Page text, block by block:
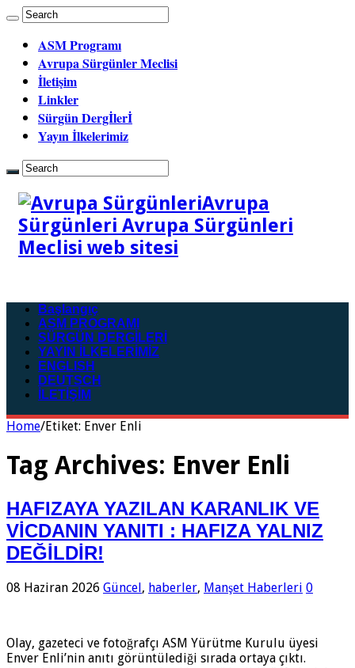
ASM Programı
Avrupa Sürgünler Meclisi
İletişim
Linkler
Sürgün Dergİlerİ
Yayın İlkelerimiz
Avrupa
Sürgünleri Avrupa Sürgünleri
Meclisi web sitesi
Başlangıç
ASM PROGRAMI
SÜRGÜN DERGİLERİ
YAYIN İLKELERİMİZ
ENGLISH
DEUTSCH
İLETİŞİM
Home/Etiket: Enver Enli
Tag Archives: Enver Enli
HAFIZAYA YAZILAN KARANLIK VE
VİCDANIN YANITI : HAFIZA YALNIZ
DEĞİLDİR!
08 Haziran 2026 Güncel, haberler, Manşet Haberleri 0
Olay, gazeteci ve fotoğrafçı ASM Yürütme Kurulu üyesi
Enver Enli’nin anıtı görüntülediği sırada ortaya çıktı.